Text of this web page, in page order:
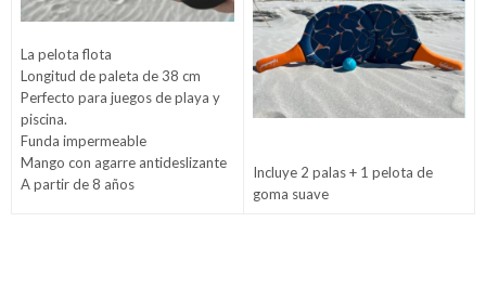
La pelota flota
Longitud de paleta de 38 cm
Perfecto para juegos de playa y
piscina.
Funda impermeable
Mango con agarre antideslizante
A partir de 8 años
Incluye 2 palas + 1 pelota de
goma suave